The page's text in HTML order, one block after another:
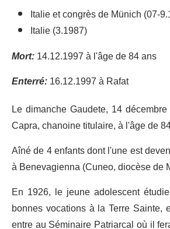
Italie et congrès de Münich (07-
Italie (3.1987)
Mort:14.12.1997 à l'âge de 84 ans
Enterré:16.12.1997 à Rafat
Le dimanche Gaudete, 14
Capra, chanoine titulaire, à l'âge de
Aîné de 4 enfants dont l'une est
à Benevagienna (Cuneo, diocèse de
En 1926, le jeune adolescent
bonnes vocations à la Terre
entre au Séminaire Patriarcal où il